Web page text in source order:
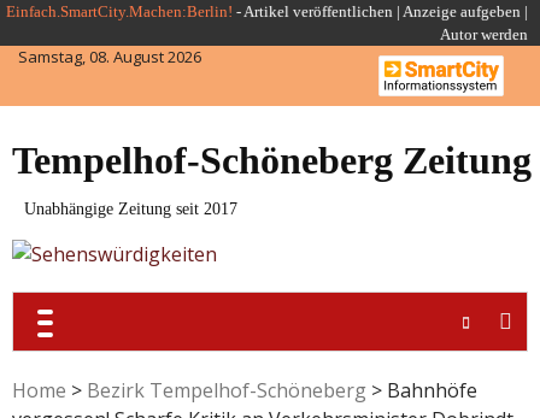
Skip
to
content
Einfach.SmartCity.Machen:Berlin! -Artikel veröffentlichen | Anzeige aufgeben |
Autor werden
Samstag, 08. August 2026
Tempelhof-Schöneberg Zeitung
Unabhängige Zeitung seit 2017
Home > Bezirk Tempelhof-Schöneberg > Bahnhöfe